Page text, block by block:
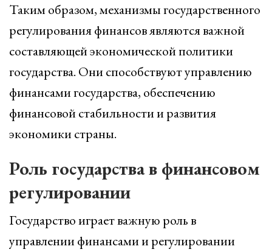
Таким образом, механизмы государственного
регулирования финансов являются важной
составляющей экономической политики
государства. Они способствуют управлению
финансами государства, обеспечению
финансовой стабильности и развития
экономики страны.
Роль государства в финансовом
регулировании
Государство играет важную роль в
управлении финансами и регулировании